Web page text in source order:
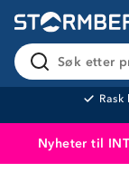
Søk etter
Rask
Nyheter til